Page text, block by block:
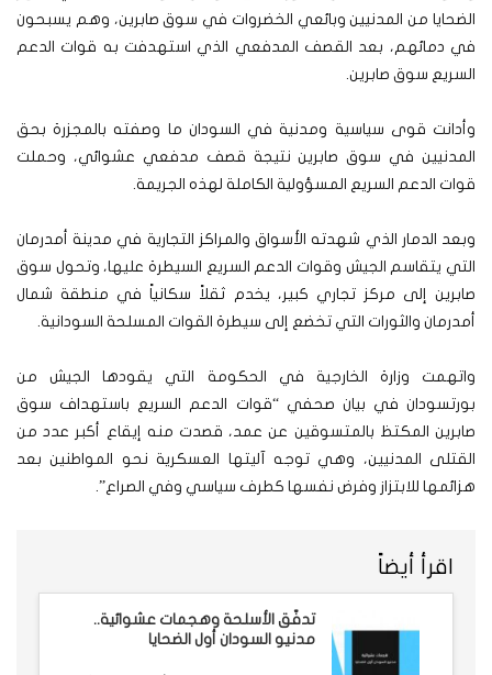
الضحايا من المدنيين وبائعي الخضروات في سوق صابرين، وهم يسبحون
في دمائهم، بعد القصف المدفعي الذي استهدفت به قوات الدعم
السريع سوق صابرين.
وأدانت قوى سياسية ومدنية في السودان ما وصفته بالمجزرة بحق
المدنيين في سوق صابرين نتيجة قصف مدفعي عشوائي، وحملت
قوات الدعم السريع المسؤولية الكاملة لهذه الجريمة.
وبعد الدمار الذي شهدته الأسواق والمراكز التجارية في مدينة أمدرمان
التي يتقاسم الجيش وقوات الدعم السريع السيطرة عليها، وتحول سوق
صابرين إلى مركز تجاري كبير، يخدم ثقلاً سكانياً في منطقة شمال
أمدرمان والثورات التي تخضع إلى سيطرة القوات المسلحة السودانية.
واتهمت وزارة الخارجية في الحكومة التي يقودها الجيش من
بورتسودان في بيان صحفي “قوات الدعم السريع باستهداف سوق
صابرين المكتظ بالمتسوقين عن عمد، قصدت منه إيقاع أكبر عدد من
القتلى المدنيين، وهي توجه آليتها العسكرية نحو المواطنين بعد
هزائمها للابتزاز وفرض نفسها كطرف سياسي وفي الصراع”.
اقرأ أيضاً
تدفّق الأسلحة وهجمات عشوائية..
مدنيو السودان أول الضحايا